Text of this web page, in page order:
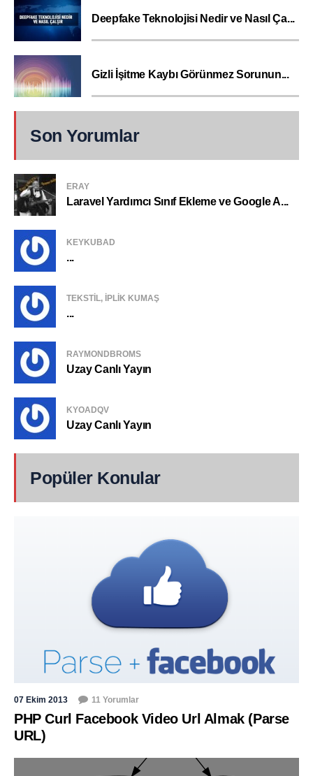
Deepfake Teknolojisi Nedir ve Nasıl Ça...
Gizli İşitme Kaybı Görünmez Sorunun...
Son Yorumlar
ERAY
Laravel Yardımcı Sınıf Ekleme ve Google A...
KEYKUBAD
...
TEKSTIL, IPLIK KUMAŞ
...
RAYMONDBROMS
Uzay Canlı Yayın
KYOADQV
Uzay Canlı Yayın
Popüler Konular
07 Ekim 2013 11 Yorumlar
PHP Curl Facebook Video Url Almak (Parse
URL)